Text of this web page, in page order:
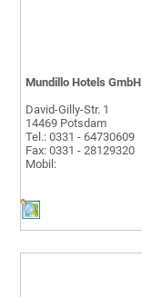
Mundillo Hotels GmbH
David-Gilly-Str. 1
14469 Potsdam
Tel.: 0331 - 64730609
Fax: 0331 - 28129320
Mobil: